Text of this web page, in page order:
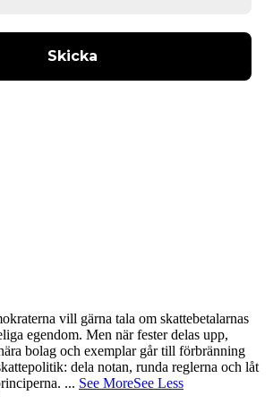
vill gärna tala om skattebetalarnas
egendom. Men när fester delas upp,
bolag och exemplar går till förbränning
dela notan, runda reglerna och låt
... See MoreSee Less